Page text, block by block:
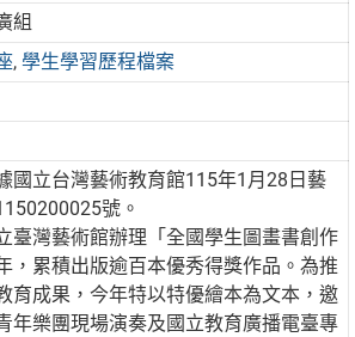
組
,學生學習歷程檔案
國立台灣藝術教育館115年1月28日藝
號。
臺灣藝術館辦理「全國學生圖畫書創作
，累積出版逾百本優秀得獎作品。為推
育成果，今年特以特優繪本為文本，邀
年樂團現場演奏及國立教育廣播電臺專